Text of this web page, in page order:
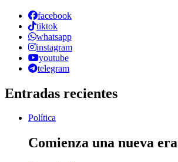
facebook
tiktok
whatsapp
instagram
youtube
telegram
Entradas recientes
Política
Comienza una nueva era